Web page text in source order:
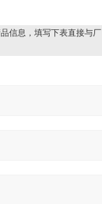
信息，填写下表直接与厂